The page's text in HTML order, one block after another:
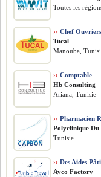
Toutes les
›› Chef
Tucal
Manouba,
›› Comptable
Hb Consulting
Ariana, Tunisie
›› Pharmacien
Polyclinique Du
Tunisie
›› Des Aides
Ayco Factory